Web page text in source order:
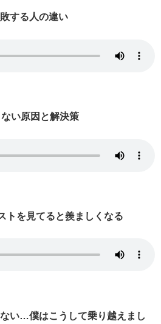
する人の違い
い原因と解決策
トを見てると羨ましくなる
い…僕はこうして乗り越えまし